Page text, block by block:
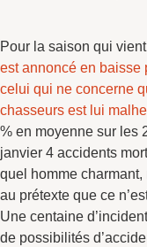
Pour la saison qui vient
est annoncé en baisse
celui qui ne concerne
chasseurs est lui
% en moyenne sur les
janvier 4 accidents
quel homme
au prétexte que ce
Une centaine
de possibilités